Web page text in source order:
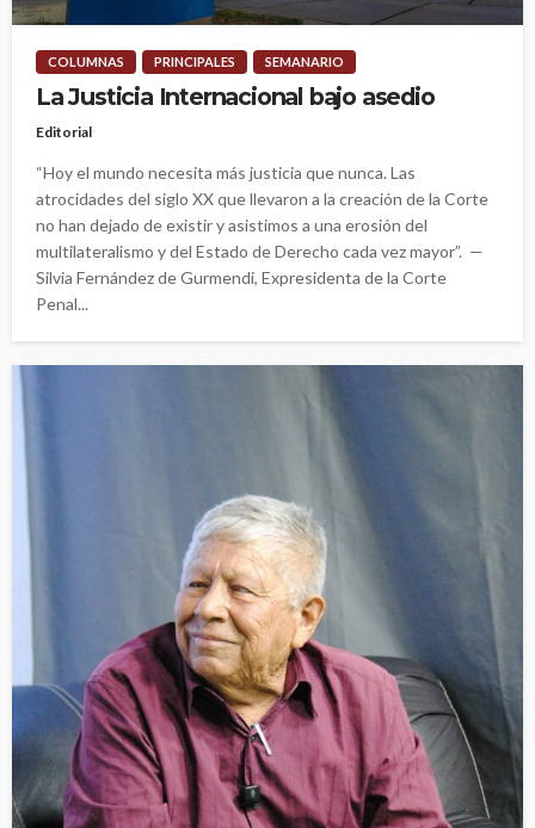
COLUMNAS PRINCIPALES SEMANARIO
La Justicia Internacional bajo asedio
Editorial
“Hoy el mundo necesita más justicia que nunca. Las
atrocidades del siglo XX que llevaron a la creación de la Corte
no han dejado de existir y asistimos a una erosión del
multilateralismo y del Estado de Derecho cada vez mayor”. —
Silvia Fernández de Gurmendi, Expresidenta de la Corte
Penal...